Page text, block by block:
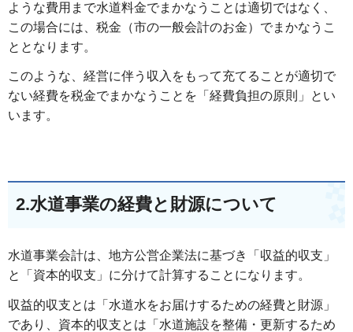
ような費用まで水道料金でまかなうことは適切ではなく、
この場合には、税金（市の一般会計のお金）でまかなうこ
ととなります。
このような、経営に伴う収入をもって充てることが適切で
ない経費を税金でまかなうことを「経費負担の原則」とい
います。
2.水道事業の経費と財源について
水道事業会計は、地方公営企業法に基づき「収益的収支」
と「資本的収支」に分けて計算することになります。
収益的収支とは「水道水をお届けするための経費と財源」
であり、資本的収支とは「水道施設を整備・更新するため